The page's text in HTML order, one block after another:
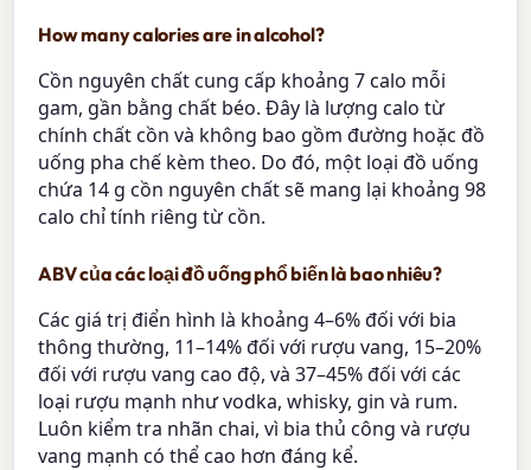
How many calories are in alcohol?
Cồn nguyên chất cung cấp khoảng 7 calo mỗi
gam, gần bằng chất béo. Đây là lượng calo từ
chính chất cồn và không bao gồm đường hoặc đồ
uống pha chế kèm theo. Do đó, một loại đồ uống
chứa 14 g cồn nguyên chất sẽ mang lại khoảng 98
calo chỉ tính riêng từ cồn.
ABV của các loại đồ uống phổ biến là bao nhiêu?
Các giá trị điển hình là khoảng 4–6% đối với bia
thông thường, 11–14% đối với rượu vang, 15–20%
đối với rượu vang cao độ, và 37–45% đối với các
loại rượu mạnh như vodka, whisky, gin và rum.
Luôn kiểm tra nhãn chai, vì bia thủ công và rượu
vang mạnh có thể cao hơn đáng kể.